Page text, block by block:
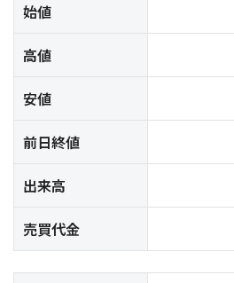
始値
高値
安値
前日終値
出来高
売買代金